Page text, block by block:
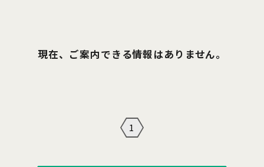
現在、ご案内できる情報はありません。
1